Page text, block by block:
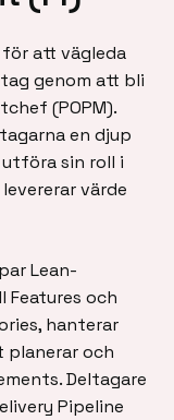
att vägleda
genom att bli
(POPM).
en djup
sin roll i
värde
Lean-
och
hanterar
planerar och
Deltagare
Pipeline